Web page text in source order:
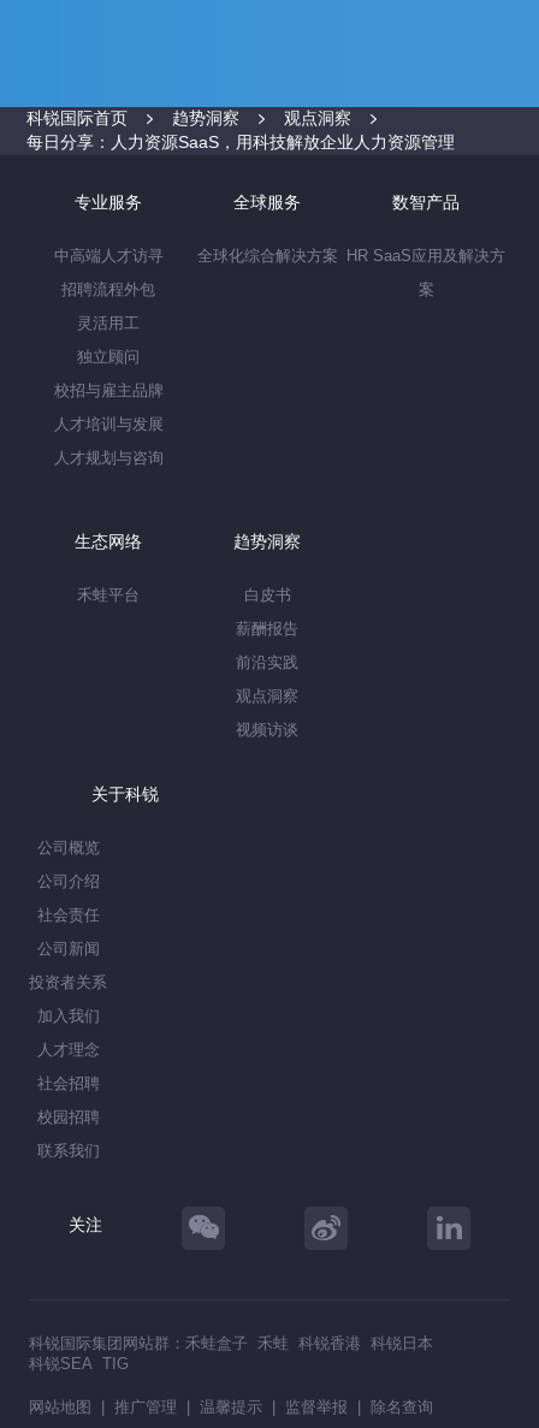
科锐国际首页 趋势洞察
观点洞察
每日分享：人力资源SaaS，用科技解放企业人力资源管理
专业服务
中高端人才访寻
招聘流程外包
灵活用工
独立顾问
校招与雇主品牌
人才培训与发展
人才规划与咨询
全球服务
全球化综合解决方案
数智产品
HR SaaS应用及解决方
案
生态网络
禾蛙平台
趋势洞察
白皮书
薪酬报告
前沿实践
观点洞察
视频访谈
关于科锐
公司概览
公司介绍
社会责任
公司新闻
投资者关系
加入我们
人才理念
社会招聘
校园招聘
联系我们
关注
科锐国际集团网站群： 禾蛙盒子 禾蛙 科锐香港 科锐日本
科锐SEA TIG
网站地图 推广管理 温馨提示 监督举报 除名查询